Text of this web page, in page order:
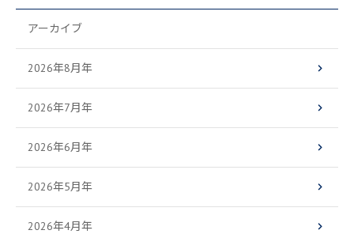
アーカイブ
2026年8月年
2026年7月年
2026年6月年
2026年5月年
2026年4月年